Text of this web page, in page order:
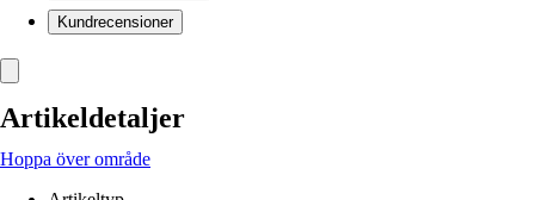
Kundrecensioner
Artikeldetaljer
Hoppa över område